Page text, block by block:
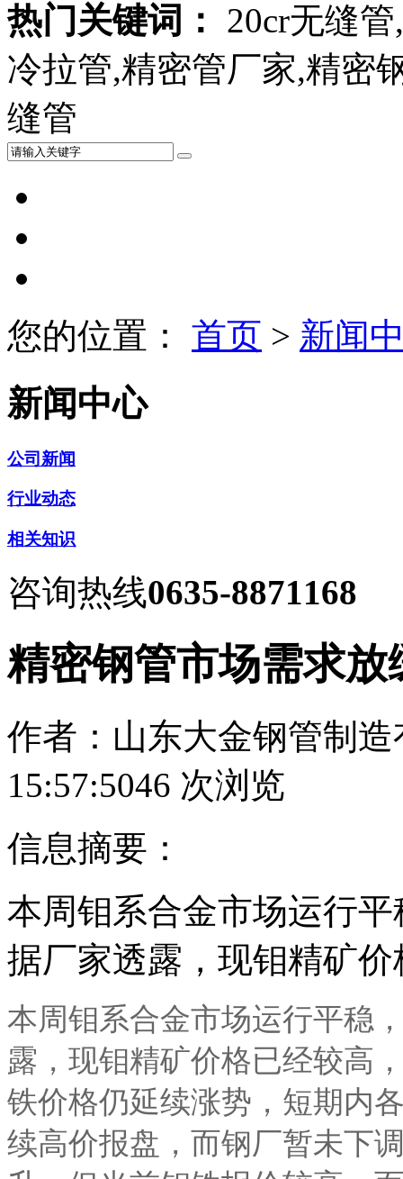
热门关键词：
20cr无缝
冷拉管,精密管厂家,精密
缝管
您的位置： 首页 > 新闻
新闻中心
公司新闻
行业动态
相关知识
咨询热线0635-8871168
精密钢管市场需求放
作者：山东大金钢管制
15:57:5046 次浏览
信息摘要：
本周钼系合金市场运行
据厂家透露，现钼精矿
本周钼系合金市场运行平稳
露，现钼精矿价格已经较高
铁价格仍延续涨势，短期内
续高价报盘，而钢厂暂未下